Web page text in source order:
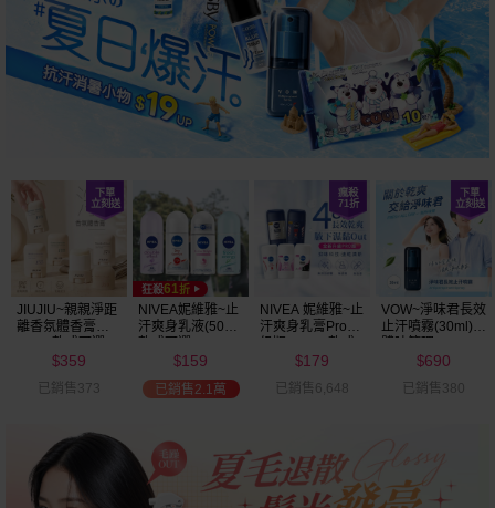
JIUJIU~親親淨距
離香氛體香膏
$359
已銷售373
NIVEA妮維雅~止
汗爽身乳液(50ml)
$159
已銷售2.1萬
NIVEA 妮維雅~止
汗爽身乳膏Pro升
$179
已銷售6,648
VOW~淨味君長效
止汗噴霧(30ml)
$690
已銷售380